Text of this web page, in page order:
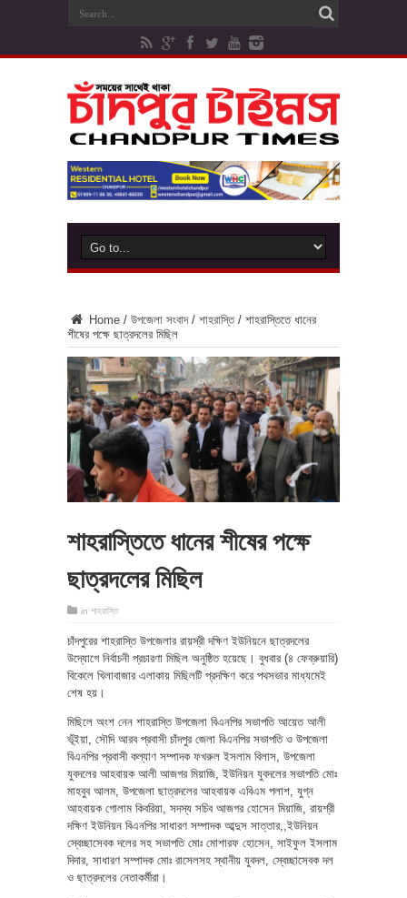
Home / উপজেলা সংবাদ / শাহরাস্তি / শাহরাস্তিতে ধানের
শীষের পক্ষে ছাত্রদলের মিছিল
শাহরাস্তিতে ধানের শীষের পক্ষে
ছাত্রদলের মিছিল
in শাহরাস্তি
চাঁদপুরের শাহরাস্তি উপজেলার রায়স্রী দক্ষিণ ইউনিয়নে ছাত্রদলের
উদ্যোগে নির্বাচনী প্রচারণা মিছিল অনুষ্ঠিত হয়েছে। বুধবার (৪ ফেব্রুয়ারি)
বিকেলে খিলাবাজার এলাকায় মিছিলটি প্রদক্ষিণ করে পথসভার মাধ্যমেই
শেষ হয়।
মিছিলে অংশ নেন শাহরাস্তি উপজেলা বিএনপির সভাপতি আয়েত আলী
ভূঁইয়া, সৌদি আরব প্রবাসী চাঁদপুর জেলা বিএনপির সভাপতি ও উপজেলা
বিএনপির প্রবাসী কল্যাণ সম্পাদক ফখরুল ইসলাম বিলাস, উপজেলা
যুবদলের আহবায়ক আলী আজগর মিয়াজি, ইউনিয়ন যুবদলের সভাপতি মোঃ
মাহবুব আলম, উপজেলা ছাত্রদলের আহবায়ক এবিএম পলাশ, যুগ্ন
আহবায়ক গোলাম কিবরিয়া, সদস্য সচিব আজগর হোসেন মিয়াজি, রায়শ্রী
দক্ষিণ ইউনিয়ন বিএনপির সাধারণ সম্পাদক আব্দুস সাত্তার,,ইউনিয়ন
স্বেচ্ছাসেবক দলের সহ সভাপতি মোঃ মোশারফ হোসেন, সাইফুল ইসলাম
দিদার, সাধারণ সম্পাদক মোঃ রাসেলসহ স্থানীয় যুবদল, স্বেচ্ছাসেবক দল
ও ছাত্রদলের নেতাকর্মীরা।